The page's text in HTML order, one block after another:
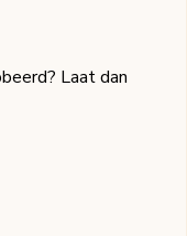
Laat dan